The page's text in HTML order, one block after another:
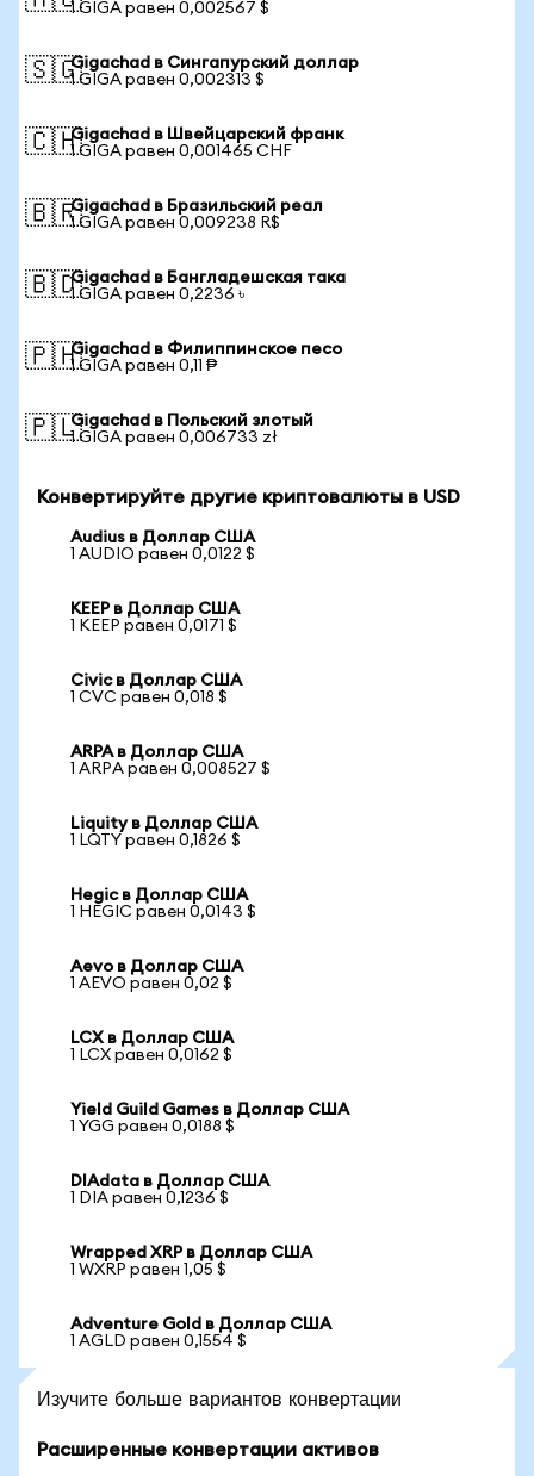
1 GIGA равен 0,002567 $
🇸🇬Gigachad в Сингапурский доллар
1 GIGA равен 0,002313 $
🇨🇭Gigachad в Швейцарский франк
1 GIGA равен 0,001465 CHF
🇧🇷Gigachad в Бразильский реал
1 GIGA равен 0,009238 R$
🇧🇩Gigachad в Бангладешская така
1 GIGA равен 0,2236 ৳
🇵🇭Gigachad в Филиппинское песо
1 GIGA равен 0,11 ₱
🇵🇱Gigachad в Польский злотый
1 GIGA равен 0,006733 zł
Конвертируйте другие криптовалюты в USD
Audius в Доллар США
1 AUDIO равен 0,0122 $
KEEP в Доллар США
1 KEEP равен 0,0171 $
Civic в Доллар США
1 CVC равен 0,018 $
ARPA в Доллар США
1 ARPA равен 0,008527 $
Liquity в Доллар США
1 LQTY равен 0,1826 $
Hegic в Доллар США
1 HEGIC равен 0,0143 $
Aevo в Доллар США
1 AEVO равен 0,02 $
LCX в Доллар США
1 LCX равен 0,0162 $
Yield Guild Games в Доллар США
1 YGG равен 0,0188 $
DIAdata в Доллар США
1 DIA равен 0,1236 $
Wrapped XRP в Доллар США
1 WXRP равен 1,05 $
Adventure Gold в Доллар США
1 AGLD равен 0,1554 $
Изучите больше вариантов конвертации
Расширенные конвертации активов